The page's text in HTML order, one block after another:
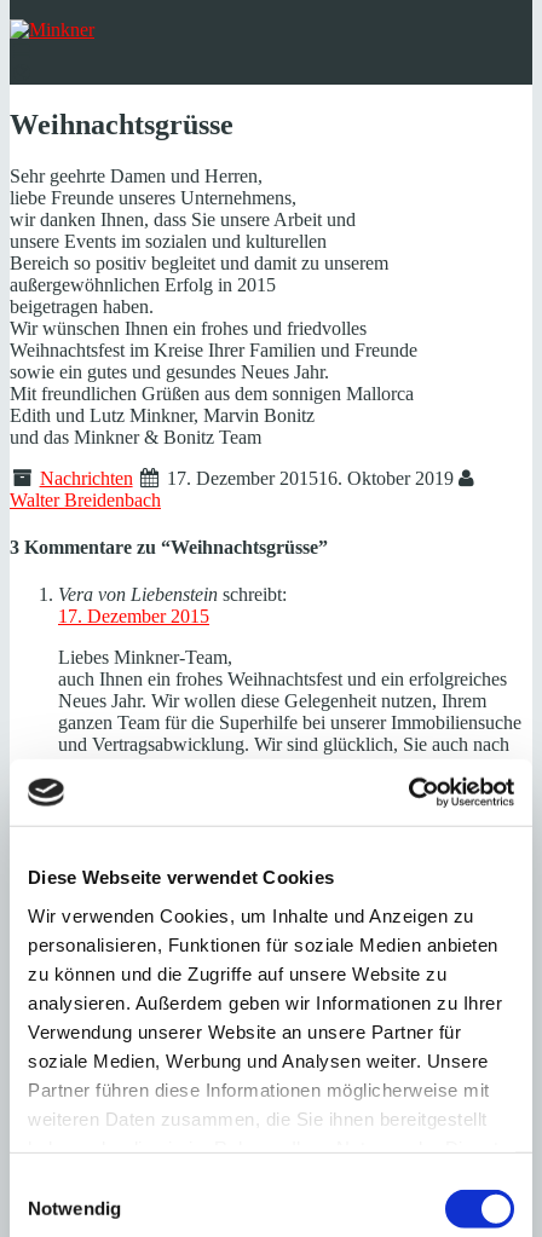
Diese Webseite verwendet Cookies
Wir verwenden Cookies, um Inhalte und Anzeigen zu
personalisieren, Funktionen für soziale Medien anbieten
zu können und die Zugriffe auf unsere Website zu
analysieren. Außerdem geben wir Informationen zu Ihrer
Verwendung unserer Website an unsere Partner für
soziale Medien, Werbung und Analysen weiter. Unsere
Partner führen diese Informationen möglicherweise mit
weiteren Daten zusammen, die Sie ihnen bereitgestellt
Notwendig
Weihnachtsgrüsse
Sehr geehrte Damen und Herren,
liebe Freunde unseres Unternehmens,
wir danken Ihnen, dass Sie unsere Arbeit und
unsere Events im sozialen und kulturellen
Bereich so positiv begleitet und damit zu unserem
außergewöhnlichen Erfolg in 2015
beigetragen haben.
Wir wünschen Ihnen ein frohes und friedvolles
Weihnachtsfest im Kreise Ihrer Familien und Freunde
sowie ein gutes und gesundes Neues Jahr.
Mit freundlichen Grüßen aus dem sonnigen Mallorca
Edith und Lutz Minkner, Marvin Bonitz
und das Minkner & Bonitz Team
Nachrichten
17. Dezember 201516. Oktober 2019
Walter Breidenbach
3 Kommentare zu “Weihnachtsgrüsse”
Vera von Liebenstein schreibt:
17. Dezember 2015
Liebes Minkner-Team,
auch Ihnen ein frohes Weihnachtsfest und ein erfolgreiches
Neues Jahr. Wir wollen diese Gelegenheit nutzen, Ihrem
ganzen Team für die Superhilfe bei unserer Immobiliensuche
und Vertragsabwicklung. Wir sind glücklich, Sie auch nach
unserer Seite zu wissen.
Herzlichen Dank
Vera von Liebenstein
Antworten
18. Dezember 2015
Wir wünschen Ihnen und Ihren Angehörigen frohe
Weihnachten (am Strand von Santa Ponsa?) und ein gesundes
und erfolgreiches 2016. Gernot Hasselkamp
Antworten
Fritzi Müller schreibt:
18. Dezember 2015
Hoffentlich kommen auch Sie an den Feiertagen ein wenig
zur Ruhe und können das Fest genießen. Vielen Dank für die